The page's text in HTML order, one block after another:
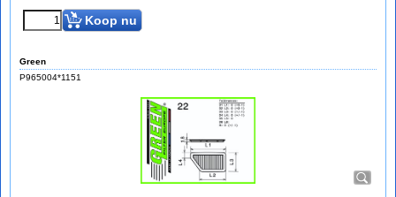
Koop nu
Green
P965004*1151